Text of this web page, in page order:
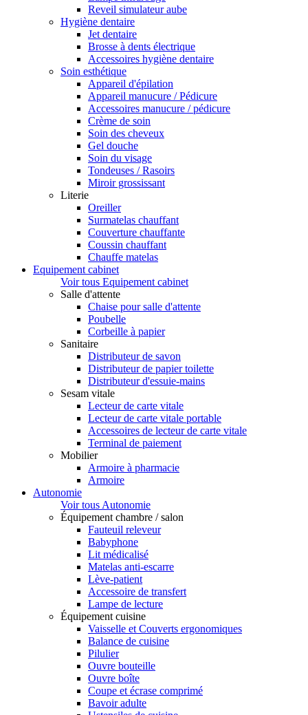
Reveil simulateur aube
Hygiène dentaire
Jet dentaire
Brosse à dents électrique
Accessoires hygiène dentaire
Soin esthétique
Appareil d'épilation
Appareil manucure / Pédicure
Accessoires manucure / pédicure
Crème de soin
Soin des cheveux
Gel douche
Soin du visage
Tondeuses / Rasoirs
Miroir grossissant
Literie
Oreiller
Surmatelas chauffant
Couverture chauffante
Coussin chauffant
Chauffe matelas
Equipement cabinet
Voir tous Equipement cabinet
Salle d'attente
Chaise pour salle d'attente
Poubelle
Corbeille à papier
Sanitaire
Distributeur de savon
Distributeur de papier toilette
Distributeur d'essuie-mains
Sesam vitale
Lecteur de carte vitale
Lecteur de carte vitale portable
Accessoires de lecteur de carte vitale
Terminal de paiement
Mobilier
Armoire à pharmacie
Armoire
Autonomie
Voir tous Autonomie
Équipement chambre / salon
Fauteuil releveur
Babyphone
Lit médicalisé
Matelas anti-escarre
Lève-patient
Accessoire de transfert
Lampe de lecture
Équipement cuisine
Vaisselle et Couverts ergonomiques
Balance de cuisine
Pilulier
Ouvre bouteille
Ouvre boîte
Coupe et écrase comprimé
Bavoir adulte